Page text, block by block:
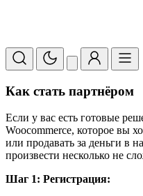
Как стать партнёром
Если у вас есть готовые
Woocommerce, которое вы
или продавать за деньги в
произвести несколько не
Шаг 1: Регистрация: